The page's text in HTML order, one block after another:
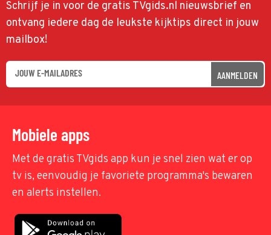
Schrijf je in voor de gratis TVgids.nl nieuwsbrief en
ontvang iedere dag de leukste kijktips direct in jouw
mailbox!
AANMELDEN
Mobiele apps
Met de gratis TVgids app kun je snel zien wat er op
tv is, eenvoudig je favoriete programma's bewaren
en alerts instellen.